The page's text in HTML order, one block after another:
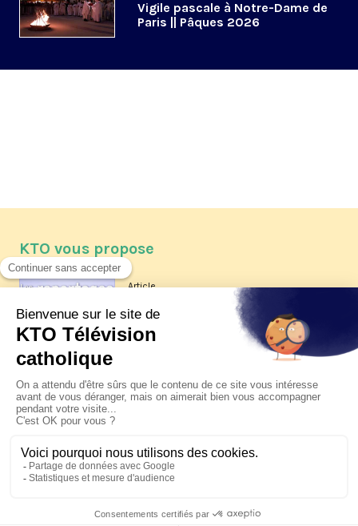
Vigile pascale à Notre-Dame de
Paris || Pâques 2026
KTO vous propose
Article
Les reportages d'été 2026 de KTO
La visite pastorale du pape Léon
XIV à Assise à suivre sur KTO le
jeudi 6 août
Le pape en Uruguay, Argentine et
Pérou du 6 au 17 novembre 2026